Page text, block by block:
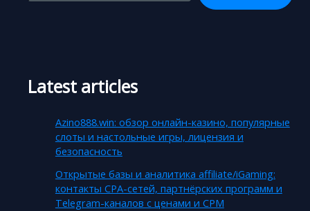
Latest articles
Azino888.win: обзор онлайн-казино, популярные
слоты и настольные игры, лицензия и
безопасность
Открытые базы и аналитика affiliate/iGaming:
контакты CPA-сетей, партнёрских программ и
Telegram-каналов с ценами и CPM